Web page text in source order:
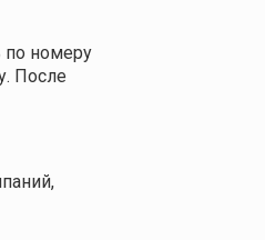
по номеру
После